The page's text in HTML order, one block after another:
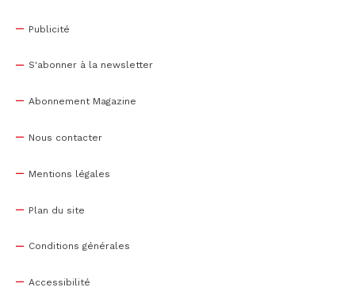
Publicité
S'abonner à la newsletter
Abonnement Magazine
Nous contacter
Mentions légales
Plan du site
Conditions générales
Accessibilité